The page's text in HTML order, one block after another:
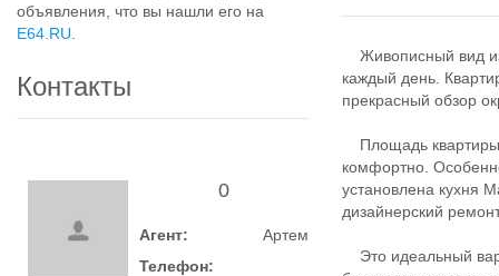
объявления, что вы нашли его на
E64.RU
Контакты
0
Агент:
Артем
Телефон:
Живописный вид из
каждый день.
прекрасный обзор
Площадь квартиры
комфортно.
установлена кухня
дизайнерский
Это идеальный